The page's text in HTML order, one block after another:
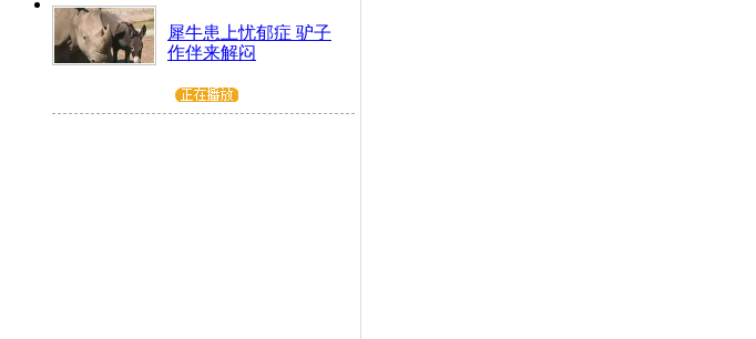
犀牛患上忧郁症 驴子
作伴来解闷